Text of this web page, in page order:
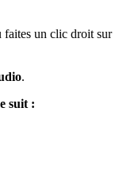
faites un clic droit sur
.
suit :